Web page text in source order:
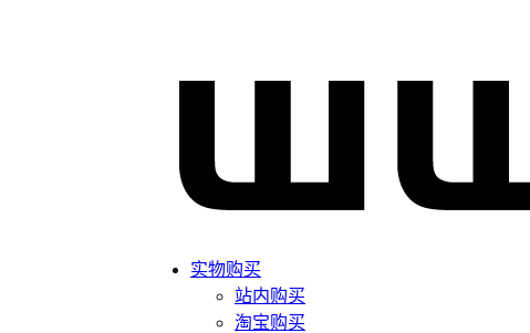
实物购买
站内购买
淘宝购买